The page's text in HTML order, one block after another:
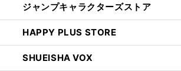
ジャンプキャラクターズストア
HAPPY PLUS STORE
SHUEISHA VOX